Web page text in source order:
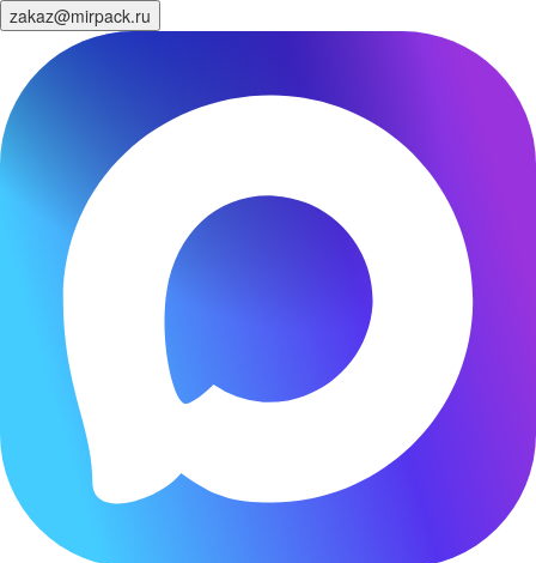
zakaz@mirpack.ru